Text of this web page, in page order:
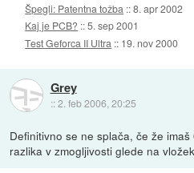
Špegli: Patentna tožba ::8. apr 2002
Kaj je PCB? ::5. sep 2001
Test Geforca II Ultra :: 19. nov 2000
Grey
::2. feb 2006, 20:25
Definitivno se ne splača, če že
razlika v zmogljivosti glede na